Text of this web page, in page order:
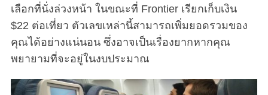
เลือกที่นั่งล่วงหน้า ในขณะที่ Frontier เรียกเก็บเงิน
$22 ต่อเที่ยว ตัวเลขเหล่านี้สามารถเพิ่มยอดรวมของ
คุณได้อย่างแน่นอน ซึ่งอาจเป็นเรื่องยากหากคุณ
พยายามที่จะอยู่ในงบประมาณ